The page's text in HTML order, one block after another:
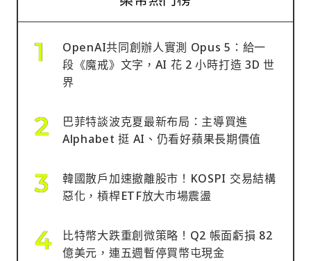
OpenAI共同創辦人實測 Opus 5：給一
段《魔戒》文字，AI 花 2 小時打造 3D 世
界
巴菲特談波克夏最新布局：主導買進
Alphabet 挺 AI、仍看好蘋果長期價值
韓國散戶加速撤離股市！KOSPI 交易結構
惡化，槓桿ETF放大市場震盪
比特幣大跌重創微策略！Q2 帳面虧損 82
億美元，連五週暫停買幣屯現金